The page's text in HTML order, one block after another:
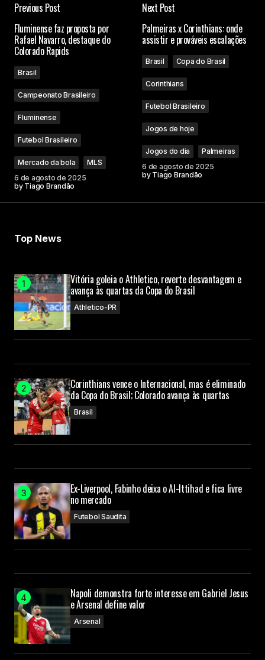
Previous Post
Fluminense faz proposta por
Rafael Navarro, destaque do
Colorado Rapids
Brasil
Campeonato Brasileiro
Fluminense
Futebol Brasileiro
Mercado da bola
MLS
6 de agosto de 2025
by Tiago Brandão
Next Post
Palmeiras x Corinthians: onde
assistir e prováveis escalações
Brasil Copa do Brasil
Corinthians
Futebol Brasileiro
Jogos de hoje
Jogos do dia
Palmeiras
6 de agosto de 2025
by Tiago Brandão
Top News
Vitória goleia o Athletico, reverte desvantagem e
avança às quartas da Copa do Brasil
Athletico-PR
Corinthians vence o Internacional, mas é eliminado
da Copa do Brasil; Colorado avança às quartas
Brasil
Ex-Liverpool, Fabinho deixa o Al-Ittihad e fica livre
no mercado
Futebol Saudita
Napoli demonstra forte interesse em Gabriel Jesus
e Arsenal define valor
Arsenal